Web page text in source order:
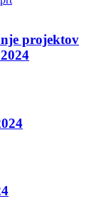
projektov